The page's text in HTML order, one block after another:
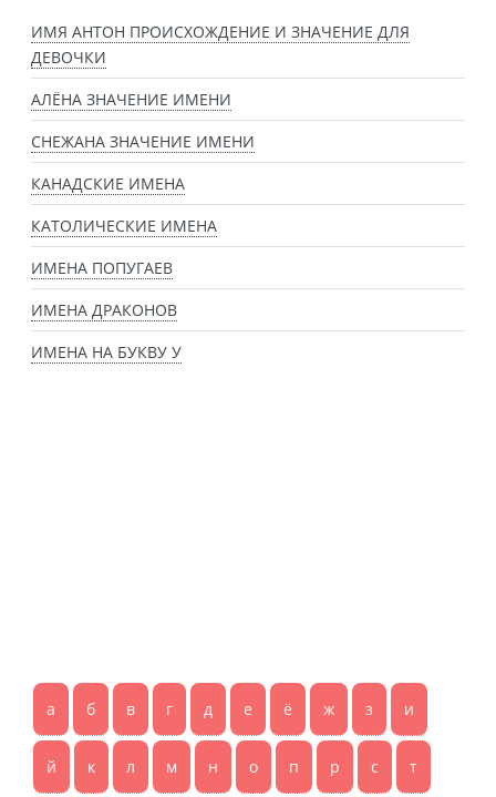
ИМЯ АНТОН ПРОИСХОЖДЕНИЕ И ЗНАЧЕНИЕ ДЛЯ
ДЕВОЧКИ
АЛЁНА ЗНАЧЕНИЕ ИМЕНИ
СНЕЖАНА ЗНАЧЕНИЕ ИМЕНИ
КАНАДСКИЕ ИМЕНА
КАТОЛИЧЕСКИЕ ИМЕНА
ИМЕНА ПОПУГАЕВ
ИМЕНА ДРАКОНОВ
ИМЕНА НА БУКВУ У
а б в г д е ё ж з и
й к л м н о п р с т